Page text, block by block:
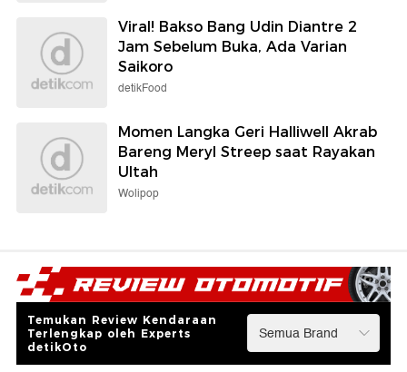
Viral! Bakso Bang Udin Diantre 2
Jam Sebelum Buka, Ada Varian
Saikoro
detikFood
Momen Langka Geri Halliwell Akrab
Bareng Meryl Streep saat Rayakan
Ultah
Wolipop
Temukan Review Kendaraan
Terlengkap oleh Experts
detikOto